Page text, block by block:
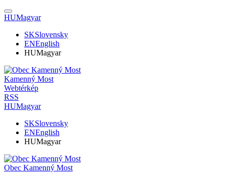
HUMagyar
SKSlovensky
ENEnglish
HUMagyar
Kamenný Most
Webtérkép
RSS
HUMagyar
SKSlovensky
ENEnglish
HUMagyar
Obec Kamenný Most